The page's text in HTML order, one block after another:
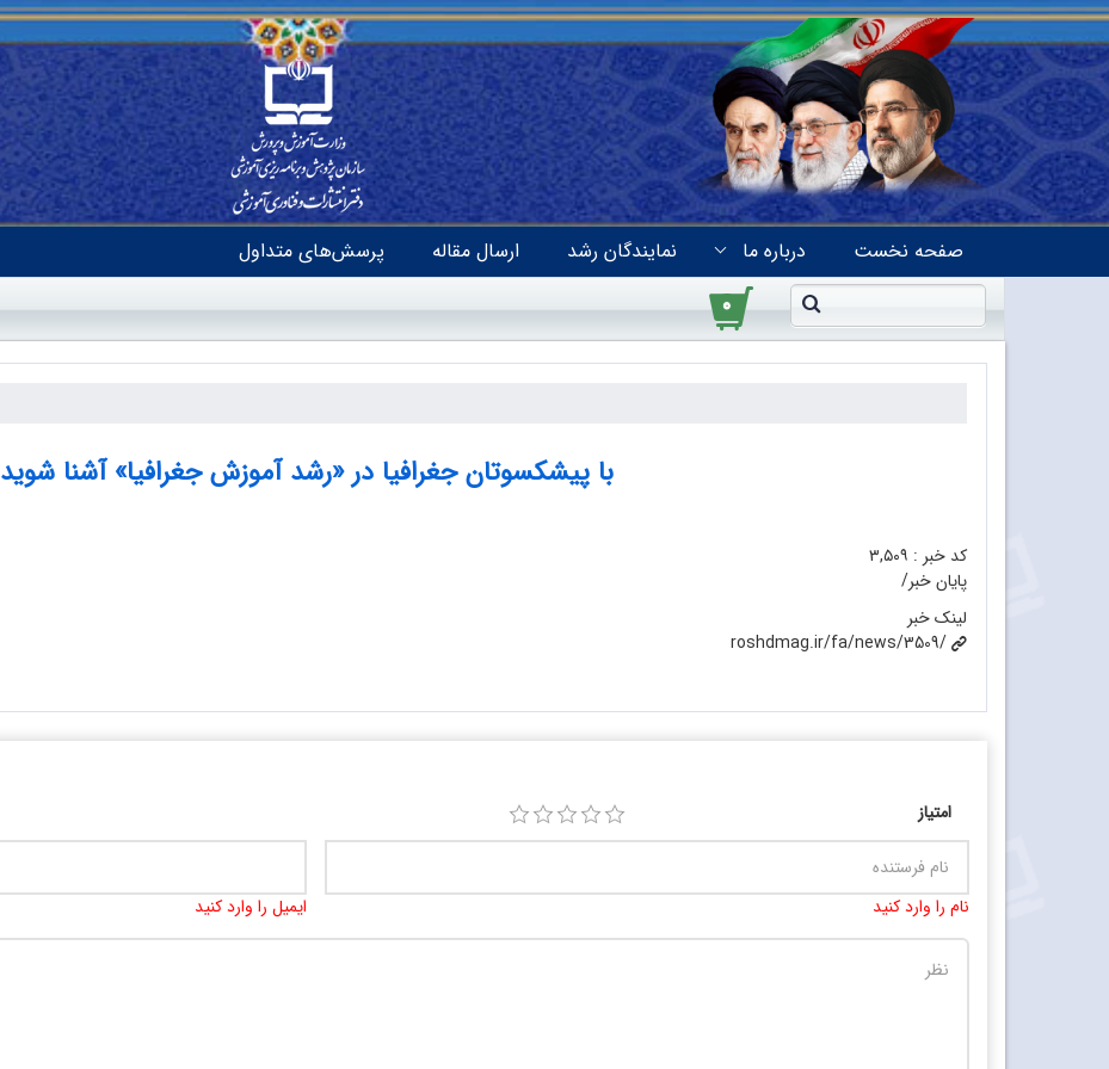
صفحه نخست درباره ما نمایندگان رشد ارسال مقاله پرسش‌های متداول
۰
با پیشکسوتان جغرافیا در «رشد آموزش جغرافیا» آشنا شوید
کد خبر : ۳,۵۰۹
پایان خبر/
لینک خبر
roshdmag.ir/fa/news/3509/
امتیاز
نام را وارد کنید ایمیل را وارد کنید